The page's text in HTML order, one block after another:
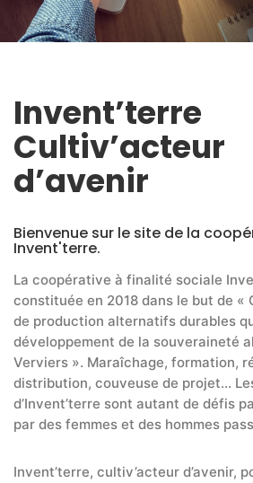
Invent’terre
Cultiv’acteur
d’avenir
Bienvenue sur le site de la
Invent'terre.
La coopérative à finalité sociale
constituée en 2018 dans le but de «
de production alternatifs durables
développement de la souveraineté
Verviers ». Maraîchage, formation,
distribution, couveuse de projet…
d’Invent’terre sont autant de défis
par des femmes et des hommes
Invent’terre, cultiv’acteur d’avenir,